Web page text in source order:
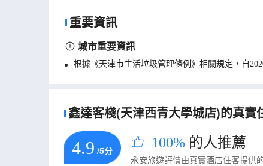
重要資訊
城市重要資訊
根據《天津市生活垃圾管理條例》相關規定，自
鑫達客棧(天津西青大學城店)的真實
4.9 /5分 100% 的人推薦
永安旅遊評價由真實酒店住客提供